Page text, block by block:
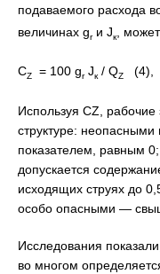
подаваемого расхода
величинах gr и Jк ,
СZ = 100 grJк / QZ (4),
Используя СZ,
структуре: неопасными
показателем, равным
допускается
исходящих струях до
особо опасными —
Исследования
во многом